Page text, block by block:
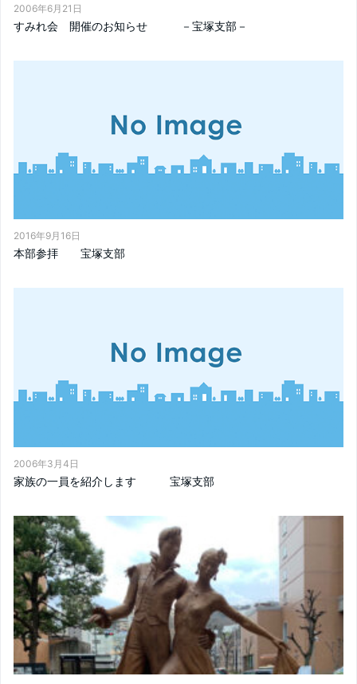
2006年6月21日
すみれ会 開催のお知らせ －宝塚支部－
2016年9月16日
本部参拝 宝塚支部
2006年3月4日
家族の一員を紹介します 宝塚支部